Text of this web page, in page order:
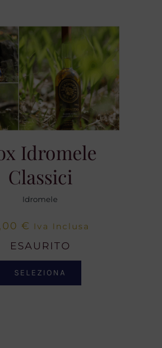
Idromele
Classici
Idromele
€ Iva Inclusa
ESAURITO
SELEZIONA